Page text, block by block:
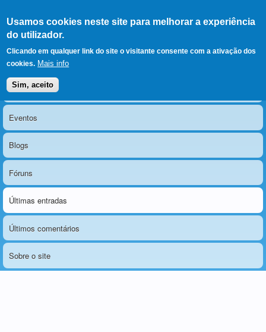
Usamos cookies neste site para melhorar a experiência
do utilizador.
Clicando em qualquer link do site o visitante consente com a ativação dos
cookies. Mais info
Sim, aceito
LERPARAVER , ir para a
página principal
O portal da visão diferente
Menu principal
Notícias
Eventos
Blogs
Fóruns
Últimas entradas
Últimos comentários
Sobre o site